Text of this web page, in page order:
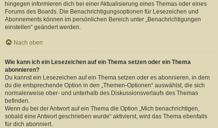
hingegen informieren dich bei einer Aktualisierung eines Themas oder eines
Forums des Boards. Die Benachrichtigungsoptionen für Lesezeichen und
Abonnements können im persönlichen Bereich unter „Benachrichtigungen
einstellen“ geändert werden.
Nach oben
Wie kann ich ein Lesezeichen auf ein Thema setzen oder ein Thema
abonnieren?
Du kannst ein Lesezeichen auf ein Thema setzen oder es abonnieren, in dem
du die entsprechende Option in den „Themen-Optionen“ auswählst, die sich
normalerweise ober- und unterhalb des Diskussionsverlaufs des Themas
befinden.
Wenn du bei der Antwort auf ein Thema die Option „Mich benachrichtigen,
sobald eine Antwort geschrieben wurde“ aktivierst, wird das Thema ebenfalls
für dich abonniert.